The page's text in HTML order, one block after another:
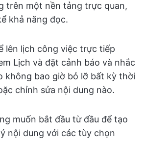
trên một nền tảng trực quan,
khả năng đọc.
lên lịch công việc trực tiếp
Lịch và đặt cảnh báo và nhắc
không bao giờ bỏ lỡ bất kỳ thời
chỉnh sửa nội dung nào.
muốn bắt đầu từ đầu để tạo
nội dung với các tùy chọn